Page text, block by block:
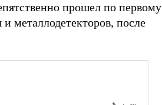
прошел по первому
металлодетекторов, после